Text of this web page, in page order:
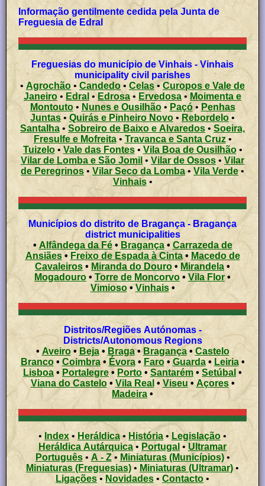
Informação gentilmente cedida pela Junta de
Freguesia de Edral
Freguesias do município de Vinhais - Vinhais
municipality civil parishes
• Agrochão•Candedo • Celas • Curopos e Vale de
Janeiro • Edral •Edrosa • Ervedosa •Moimenta e
Montouto • Nunes e Ousilhão• Paçó• Penhas
Juntas • Quirás e Pinheiro Novo • Rebordelo•
Santalha • Sobreiro de Baixo e Alvaredos • Soeira,
Fresulfe e Mofreita• Travanca e Santa Cruz•
Tuizelo• Vale das Fontes• Vila Boa de Ousilhão•
Vilar de Lomba e São Jomil• Vilar de Ossos • Vilar
de Peregrinos • Vilar Seco da Lomba•Vila Verde•
Vinhais•
Municípios do distrito de Bragança - Bragança
district municipalities
•Alfândega da Fé• Bragança• Carrazeda de
Ansiães•Freixo de Espada à Cinta• Macedo de
Cavaleiros • Miranda do Douro • Mirandela •
Mogadouro • Torre de Moncorvo • Vila Flor •
Vimioso•Vinhais•
Distritos/Regiões Autónomas -
Districts/Autonomous Regions
• Aveiro• Beja• Braga•Bragança• Castelo
Branco• Coimbra• Évora• Faro•Guarda• Leiria•
Lisboa • Portalegre• Porto • Santarém • Setúbal •
Viana do Castelo• Vila Real • Viseu • Açores•
Madeira •
• Index • Heráldica• História • Legislação •
Heráldica Autárquica• Portugal •Ultramar
Português• A - Z• Miniaturas (Municípios)•
Miniaturas (Freguesias)• Miniaturas (Ultramar)•
Ligações• Novidades • Contacto •